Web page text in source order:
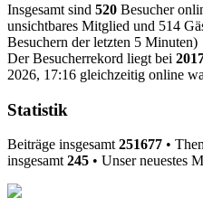
Insgesamt sind 520 Besucher
unsichtbares Mitglied und 514
Besuchern der letzten 5 Minuten)
Der Besucherrekord liegt bei
2026, 17:16 gleichzeitig online
Statistik
Beiträge insgesamt 251677 •
insgesamt 245 • Unser neuestes